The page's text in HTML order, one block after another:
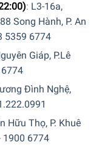
tích hợp khả năng
: L3-16a,
Song Hành, P. An
5359 6774
Giáp, P.Lê
Đình Nghệ,
Hữu Thọ, P. Khuê
1900 6774